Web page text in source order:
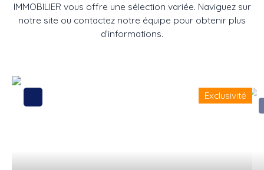
IMMOBILIER vous offre une sélection variée. Naviguez sur
notre site ou contactez notre équipe pour obtenir plus
d’informations.
Exclusivité